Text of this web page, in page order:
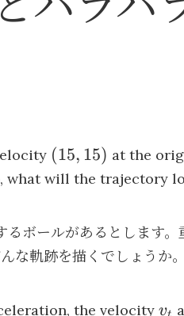
(15,
15)
(15, 15) at the
what will the trajectory
るボールがあるとします
な軌跡を描くでしょうか。
the velocity v_t
v